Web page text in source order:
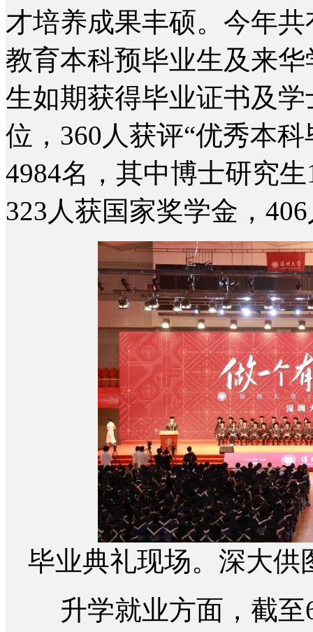
才培养成果丰硕。今年
教育本科预毕业生及来
生如期获得毕业证书及
位，360人获评“优秀本
4984名，其中博士研究
323人获国家奖学金，
毕业典礼现场。深大供
升学就业方面，截至6